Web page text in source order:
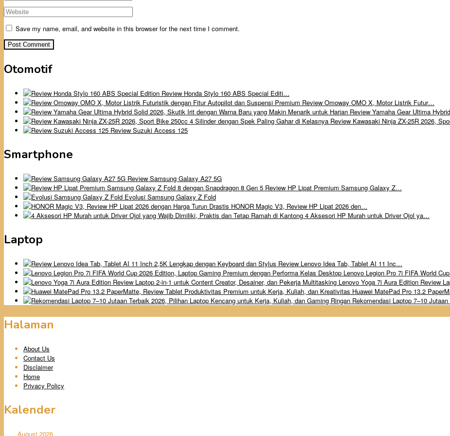
Save my name, email, and website in this browser for the next time I comment.
Otomotif
Review Honda Stylo 160 ABS Special Editi…
Review Omoway OMO X, Motor Listrik Futur…
Review Yamaha Gear Ultima
Review Kawasaki Ninja ZX-25R 2026,
Review Suzuki Access 125
Smartphone
Review Samsung Galaxy A27 5G
Review HP Lipat Premium Samsung Galaxy Z…
Evolusi Samsung Galaxy Z Fold
HONOR Magic V3, Review HP Lipat 2026 den…
4 Aksesori HP Murah untuk Driver Ojol ya…
Laptop
Review Lenovo Idea Tab, Tablet AI 11 Inc…
Lenovo Legion Pro 7i FIFA World
Lenovo Yoga 7i Aura Edition Review
Huawei MatePad Pro 13.2
Rekomendasi Laptop 7–10
Halaman
About Us
Contact Us
Disclaimer
Home
Privacy Policy
Kalender
August 2026